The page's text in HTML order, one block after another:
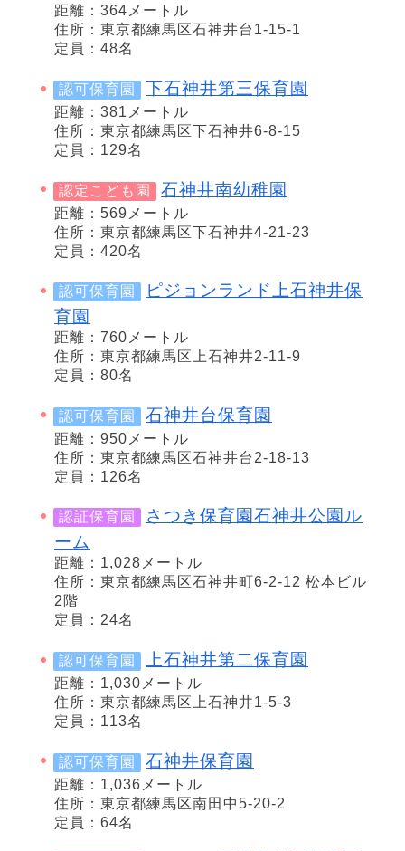
距離：364メートル
住所：東京都練馬区石神井台1-15-1
定員：48名
認可保育園 下石神井第三保育園
距離：381メートル
住所：東京都練馬区下石神井6-8-15
定員：129名
認定こども園 石神井南幼稚園
距離：569メートル
住所：東京都練馬区下石神井4-21-23
定員：420名
認可保育園
ピジョンランド上石神井保
育園
距離：760メートル
住所：東京都練馬区上石神井2-11-9
定員：80名
認可保育園 石神井台保育園
距離：950メートル
住所：東京都練馬区石神井台2-18-13
定員：126名
認証保育園
さつき保育園石神井公園ル
ーム
距離：1,028メートル
住所：東京都練馬区石神井町6-2-12 松本ビル
2階
定員：24名
認可保育園 上石神井第二保育園
距離：1,030メートル
住所：東京都練馬区上石神井1-5-3
定員：113名
認可保育園 石神井保育園
距離：1,036メートル
住所：東京都練馬区南田中5-20-2
定員：64名